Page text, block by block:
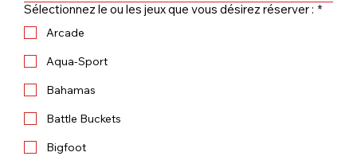
Sélectionnez le ou les jeux que vous désirez réserver : *
Arcade
Aqua-Sport
Bahamas
Battle Buckets
Bigfoot